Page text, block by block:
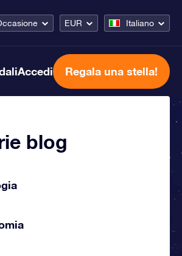
EUR Italiano
Accedi Regala una stella!
blog